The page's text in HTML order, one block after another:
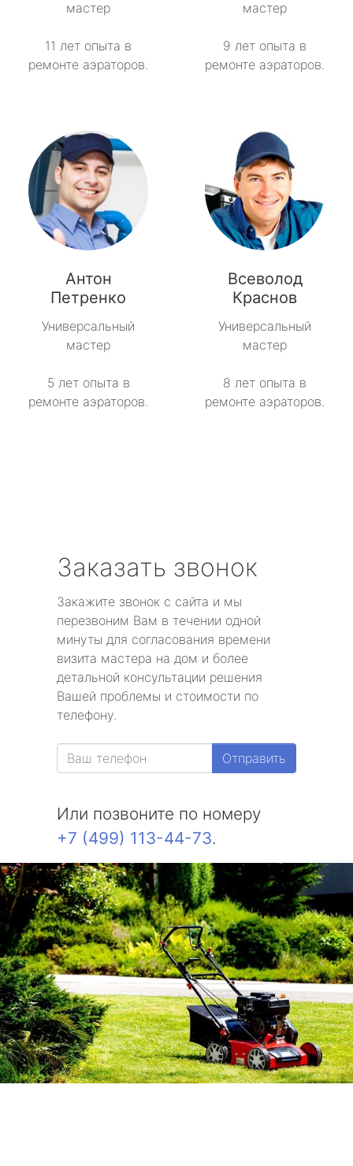
мастер
11 лет опыта в
ремонте аэраторов.
мастер
9 лет опыта в
ремонте аэраторов.
Антон
Петренко
Универсальный
мастер
5 лет опыта в
ремонте аэраторов.
Всеволод
Краснов
Универсальный
мастер
8 лет опыта в
ремонте аэраторов.
Заказать звонок
Закажите звонок с сайта и мы
перезвоним Вам в течении одной
минуты для согласования времени
визита мастера на дом и более
детальной консультации решения
Вашей проблемы и стоимости по
телефону.
Отправить
Или позвоните по номеру
+7 (499) 113-44-73.